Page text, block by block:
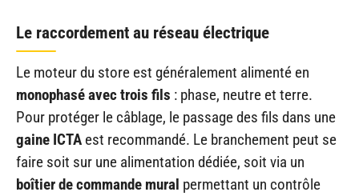
Le raccordement au réseau électrique
Le moteur du store est généralement alimenté en
monophasé avec trois fils : phase, neutre et terre.
Pour protéger le câblage, le passage des fils dans une
gaine ICTA est recommandé. Le branchement peut se
faire soit sur une alimentation dédiée, soit via un
boîtier de commande mural permettant un contrôle